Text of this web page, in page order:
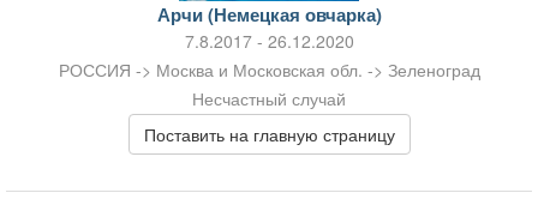
Арчи (Немецкая овчарка)
7.8.2017 - 26.12.2020
РОССИЯ -> Москва и Московская обл. -> Зеленоград
Несчастный случай
Поставить на главную страницу